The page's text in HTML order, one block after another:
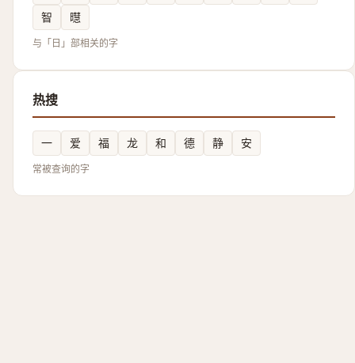
智
㬩
与「日」部相关的字
热搜
一 爱 福 龙 和 德 静 安
常被查询的字